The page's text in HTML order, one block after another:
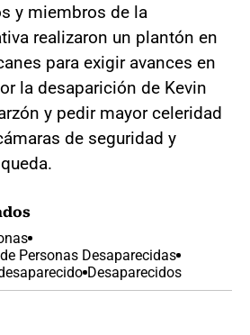
y miembros de la
realizaron un plantón en
para exigir avances en
la desaparición de Kevin
y pedir mayor celeridad
de seguridad y
Personas Desaparecidas
Desaparecidos